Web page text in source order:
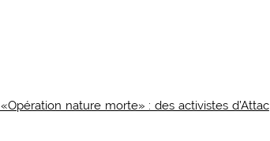
«Opération nature morte» : des activistes d’Attac